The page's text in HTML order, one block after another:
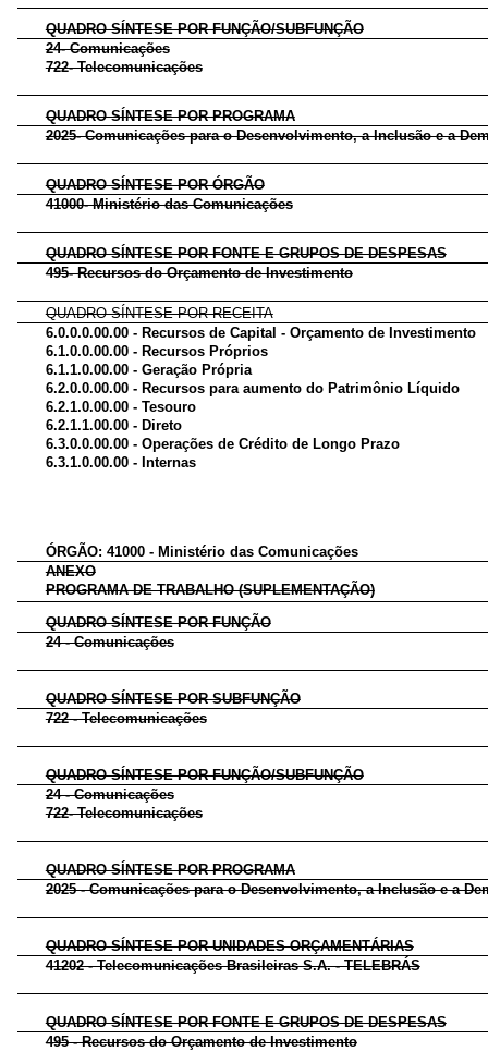
QUADRO SÍNTESE POR FUNÇÃO/SUBFUNÇÃO
24- Comunicações
722- Telecomunicações
QUADRO SÍNTESE POR PROGRAMA
2025- Comunicações para o Desenvolvimento, a Inclusão e a
QUADRO SÍNTESE POR ÓRGÃO
41000- Ministério das Comunicações
QUADRO SÍNTESE POR FONTE E GRUPOS DE DESPESAS
495- Recursos do Orçamento de Investimento
QUADRO SÍNTESE POR RECEITA
6.0.0.0.00.00 - Recursos de Capital - Orçamento de Investimento
6.1.0.0.00.00 - Recursos Próprios
6.1.1.0.00.00 - Geração Própria
6.2.0.0.00.00 - Recursos para aumento do Patrimônio Líquido
6.2.1.0.00.00 - Tesouro
6.2.1.1.00.00 - Direto
6.3.0.0.00.00 - Operações de Crédito de Longo Prazo
6.3.1.0.00.00 - Internas
ÓRGÃO: 41000 - Ministério das Comunicações
ANEXO
PROGRAMA DE TRABALHO (SUPLEMENTAÇÃO)
QUADRO SÍNTESE POR FUNÇÃO
24 - Comunicações
QUADRO SÍNTESE POR SUBFUNÇÃO
722 - Telecomunicações
QUADRO SÍNTESE POR FUNÇÃO/SUBFUNÇÃO
24 - Comunicações
722- Telecomunicações
QUADRO SÍNTESE POR PROGRAMA
2025 - Comunicações para o Desenvolvimento, a Inclusão e a
QUADRO SÍNTESE POR UNIDADES ORÇAMENTÁRIAS
41202 - Telecomunicações Brasileiras S.A. - TELEBRÁS
QUADRO SÍNTESE POR FONTE E GRUPOS DE DESPESAS
495 - Recursos do Orçamento de Investimento